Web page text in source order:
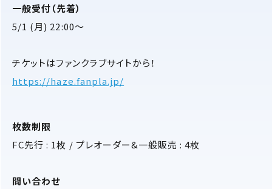
一般受付（先着）
5/1 (月) 22:00〜
チケットはファンクラブサイトから！
https://haze.fanpla.jp/
枚数制限
FC先行 : 1枚 / プレオーダー&一般販売 : 4枚
問い合わせ